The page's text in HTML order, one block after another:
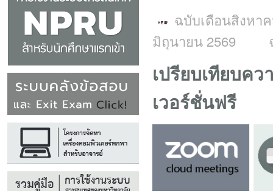
ฉบับเดือนสิงหา
มิถุนายน 2569
เปรียบเทียบค
เวอร์ชั่นฟรี